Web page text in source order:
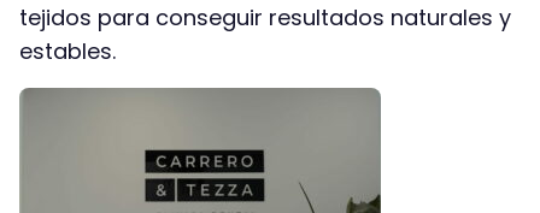
tejidos para conseguir resultados naturales y
estables.